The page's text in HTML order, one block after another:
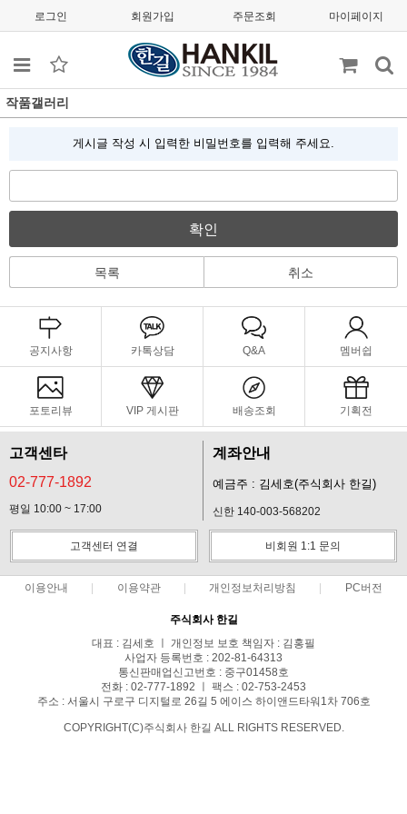
로그인 회원가입 주문조회 마이페이지
작품갤러리
게시글 작성 시 입력한 비밀번호를 입력해 주세요.
확인
목록 취소
공지사항 카톡상담 Q&A 멤버쉽
포토리뷰 VIP 게시판 배송조회 기획전
고객센타
02-777-1892
평일 10:00 ~ 17:00
계좌안내
예금주 : 김세호(주식회사 한길)
신한 140-003-568202
고객센터 연결 비회원 1:1 문의
이용안내 이용약관 개인정보처리방침 PC버전
주식회사 한길
대표 : 김세호 ㅣ 개인정보 보호 책임자 : 김홍필
사업자 등록번호 : 202-81-64313
통신판매업신고번호 : 중구01458호
전화 : 02-777-1892 ㅣ 팩스 : 02-753-2453
주소 : 서울시 구로구 디지털로 26길 5 에이스 하이앤드타워1차 706호
COPYRIGHT(C)주식회사 한길 ALL RIGHTS RESERVED.